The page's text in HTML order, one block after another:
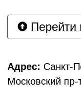
Перейти
Адрес: Санкт-
Московский